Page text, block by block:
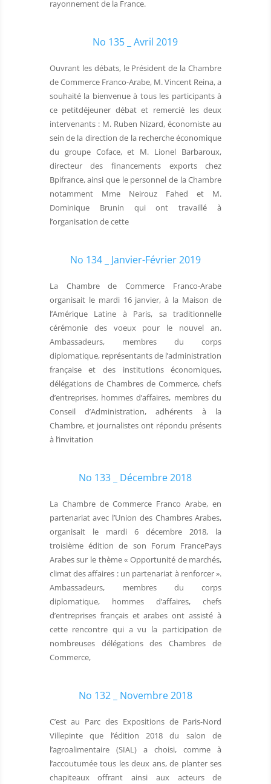
rayonnement de la France.
No 135 _ Avril 2019
Ouvrant les débats, le Président de la Chambre
de Commerce Franco-Arabe, M. Vincent Reina, a
souhaité la bienvenue à tous les participants à
ce petitdéjeuner débat et remercié les deux
intervenants : M. Ruben Nizard, économiste au
sein de la direction de la recherche économique
du groupe Coface, et M. Lionel Barbaroux,
directeur des financements exports chez
Bpifrance, ainsi que le personnel de la Chambre
notamment Mme Neirouz Fahed et M.
Dominique Brunin qui ont travaillé à
l’organisation de cette
No 134 _ Janvier-Février 2019
La Chambre de Commerce Franco-Arabe
organisait le mardi 16 janvier, à la Maison de
l’Amérique Latine à Paris, sa traditionnelle
cérémonie des voeux pour le nouvel an.
Ambassadeurs, membres du corps
diplomatique, représentants de l’administration
française et des institutions économiques,
délégations de Chambres de Commerce, chefs
d’entreprises, hommes d’affaires, membres du
Conseil d’Administration, adhérents à la
Chambre, et journalistes ont répondu présents
à l’invitation
No 133 _ Décembre 2018
La Chambre de Commerce Franco Arabe, en
partenariat avec l’Union des Chambres Arabes,
organisait le mardi 6 décembre 2018, la
troisième édition de son Forum FrancePays
Arabes sur le thème « Opportunité de marchés,
climat des affaires : un partenariat à renforcer ».
Ambassadeurs, membres du corps
diplomatique, hommes d’affaires, chefs
d’entreprises français et arabes ont assisté à
cette rencontre qui a vu la participation de
nombreuses délégations des Chambres de
Commerce,
No 132 _ Novembre 2018
C’est au Parc des Expositions de Paris-Nord
Villepinte que l’édition 2018 du salon de
l’agroalimentaire (SIAL) a choisi, comme à
l’accoutumée tous les deux ans, de planter ses
chapiteaux offrant ainsi aux acteurs de